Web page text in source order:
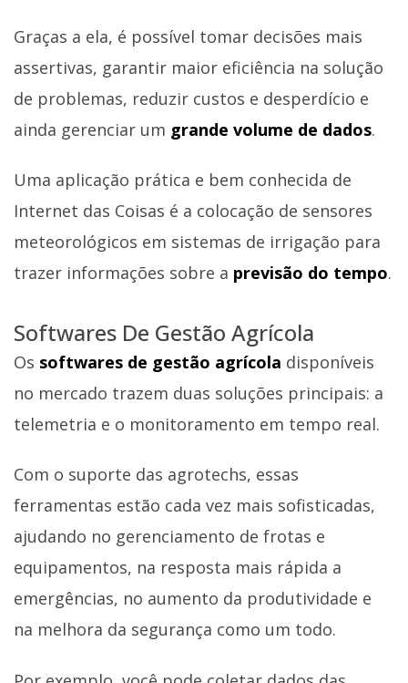
Graças a ela, é possível tomar decisões mais
assertivas, garantir maior eficiência na solução
de problemas, reduzir custos e desperdício e
ainda gerenciar um grande volume de dados.
Uma aplicação prática e bem conhecida de
Internet das Coisas é a colocação de sensores
meteorológicos em sistemas de irrigação para
trazer informações sobre a previsão do tempo.
Softwares De Gestão Agrícola
Os softwares de gestão agrícola disponíveis
no mercado trazem duas soluções principais: a
telemetria e o monitoramento em tempo real.
Com o suporte das agrotechs, essas
ferramentas estão cada vez mais sofisticadas,
ajudando no gerenciamento de frotas e
equipamentos, na resposta mais rápida a
emergências, no aumento da produtividade e
na melhora da segurança como um todo.